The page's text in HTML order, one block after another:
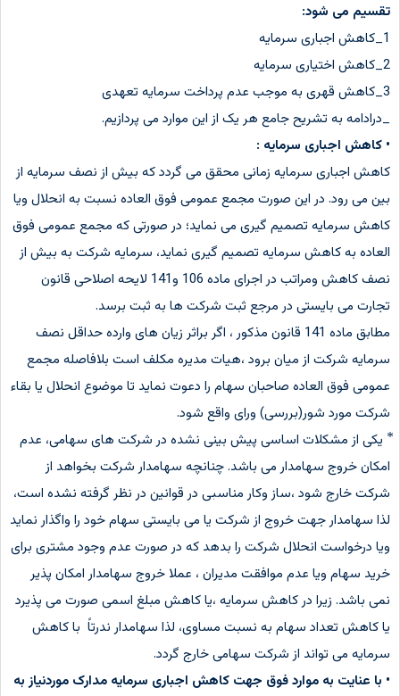
تقسیم می شود:
1_کاهش اجباری سرمایه
2_کاهش اختیاری سرمایه
3_کاهش قهری به موجب عدم پرداخت سرمایه تعهدی
_درادامه به تشریح جامع هر یک از این موارد می پردازیم.
• کاهش اجباری سرمایه :
کاهش اجباری سرمایه زمانی محقق می گردد که بیش از نصف سرمایه از
بین می رود. در این صورت مجمع عمومی فوق العاده نسبت به انحلال ویا
کاهش سرمایه تصمیم گیری می نماید؛ در صورتی که مجمع عمومی فوق
العاده به کاهش سرمایه تصمیم گیری نماید، سرمایه شرکت به بیش از
نصف کاهش ومراتب در اجرای ماده 106 و141 لایحه اصلاحی قانون
تجارت می بایستی در مرجع ثبت شرکت ها به ثبت برسد.
مطابق ماده 141 قانون مذکور ، اگر براثر زیان های وارده حداقل نصف
سرمایه شرکت از میان برود ،هیات مدیره مکلف است بلافاصله مجمع
عمومی فوق العاده صاحبان سهام را دعوت نماید تا موضوع انحلال یا بقاء
شرکت مورد شور(بررسی) ورای واقع شود.
⃰ یکی از مشکلات اساسی پیش بینی نشده در شرکت های سهامی، عدم
امکان خروج سهامدار می باشد. چنانچه سهامدار شرکت بخواهد از
شرکت خارج شود ،ساز وکار مناسبی در قوانین در نظر گرفته نشده است،
لذا سهامدار جهت خروج از شرکت یا می بایستی سهام خود را واگذار نماید
ویا درخواست انحلال شرکت را بدهد که در صورت عدم وجود مشتری برای
خرید سهام ویا عدم موافقت مدیران ، عملا خروج سهامدار امکان پذیر
نمی باشد. زیرا در کاهش سرمایه ،یا کاهش مبلغ اسمی صورت می پذیرد
یا کاهش تعداد سهام به نسبت مساوی، لذا سهامدار ندرتاً با کاهش
سرمایه می تواند از شرکت سهامی خارج گردد.
• با عنایت به موارد فوق جهت کاهش اجباری سرمایه مدارک موردنیاز به